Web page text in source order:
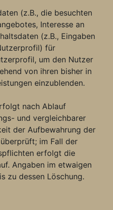
(z.B., die besuchten
Interesse an
(z.B., Eingaben
für
um den Nutzer
von ihren bisher in
einzublenden.
nach Ablauf
und vergleichbarer
der Aufbewahrung der
im Fall der
erfolgt die
Angaben im etwaigen
zu dessen Löschung.